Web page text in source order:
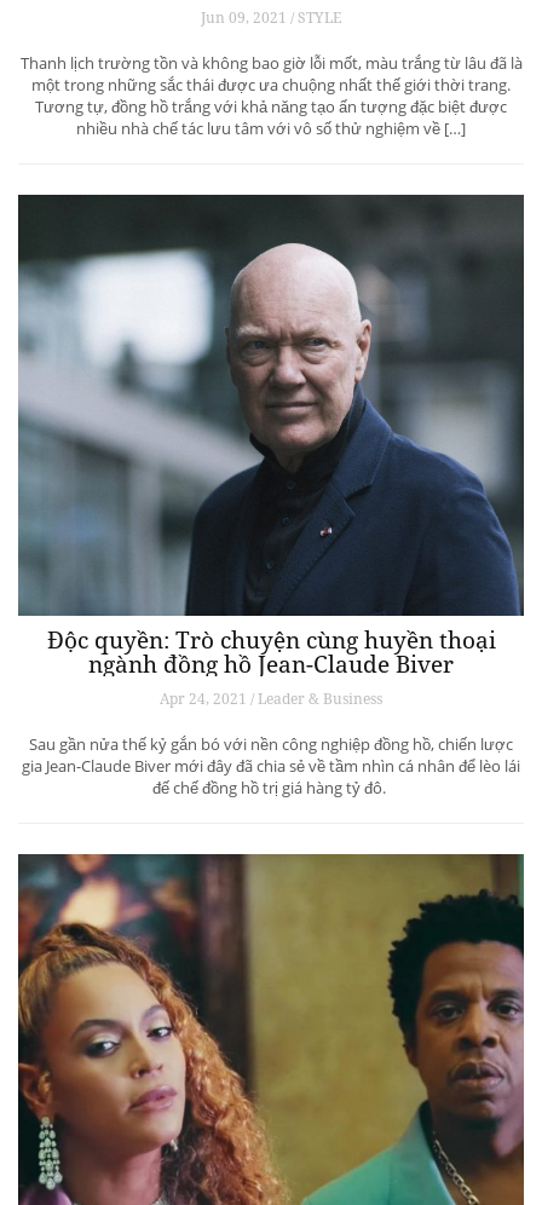
Jun 09, 2021 / STYLE
Thanh lịch trường tồn và không bao giờ lỗi mốt, màu trắng từ lâu đã là
một trong những sắc thái được ưa chuộng nhất thế giới thời trang.
Tương tự, đồng hồ trắng với khả năng tạo ấn tượng đặc biệt được
nhiều nhà chế tác lưu tâm với vô số thử nghiệm về […]
Độc quyền: Trò chuyện cùng huyền thoại
ngành đồng hồ Jean-Claude Biver
Apr 24, 2021 / Leader & Business
Sau gần nửa thế kỷ gắn bó với nền công nghiệp đồng hồ, chiến lược
gia Jean-Claude Biver mới đây đã chia sẻ về tầm nhìn cá nhân để lèo lái
đế chế đồng hồ trị giá hàng tỷ đô.